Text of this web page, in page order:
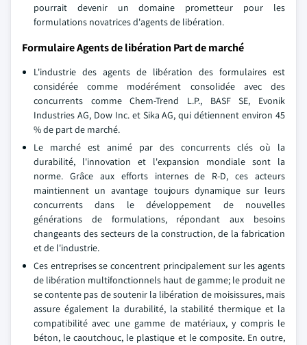
pourrait devenir un domaine prometteur pour les
formulations novatrices d'agents de libération.
Formulaire Agents de libération Part de marché
L'industrie des agents de libération des formulaires est
considérée comme modérément consolidée avec des
concurrents comme Chem-Trend L.P., BASF SE, Evonik
Industries AG, Dow Inc. et Sika AG, qui détiennent environ 45
% de part de marché.
Le marché est animé par des concurrents clés où la
durabilité, l'innovation et l'expansion mondiale sont la
norme. Grâce aux efforts internes de R-D, ces acteurs
maintiennent un avantage toujours dynamique sur leurs
concurrents dans le développement de nouvelles
générations de formulations, répondant aux besoins
changeants des secteurs de la construction, de la fabrication
et de l'industrie.
Ces entreprises se concentrent principalement sur les agents
de libération multifonctionnels haut de gamme; le produit ne
se contente pas de soutenir la libération de moisissures, mais
assure également la durabilité, la stabilité thermique et la
compatibilité avec une gamme de matériaux, y compris le
béton, le caoutchouc, le plastique et le composite. En outre,